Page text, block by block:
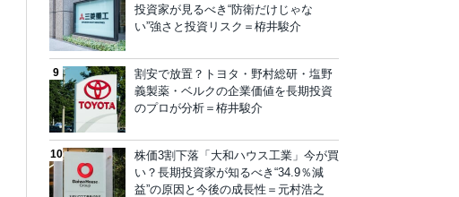
投資家が見るべき“防衛だけじゃな
い”強さと投資リスク＝栫井駿介
割安で放置？トヨタ・野村総研・塩野
義製薬・ベルクの企業価値を長期投資
のプロが分析＝栫井駿介
株価3割下落「大和ハウス工業」今が買
い？長期投資家が知るべき“34.9％減
益”の原因と今後の成長性＝元村浩之